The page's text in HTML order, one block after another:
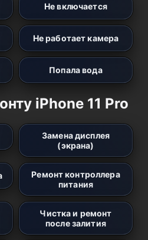
Не включается
Не работает камера
Попала вода
iPhone 11 Pro
Замена дисплея
(экрана)
Ремонт контроллера
питания
Чистка и ремонт
после залития